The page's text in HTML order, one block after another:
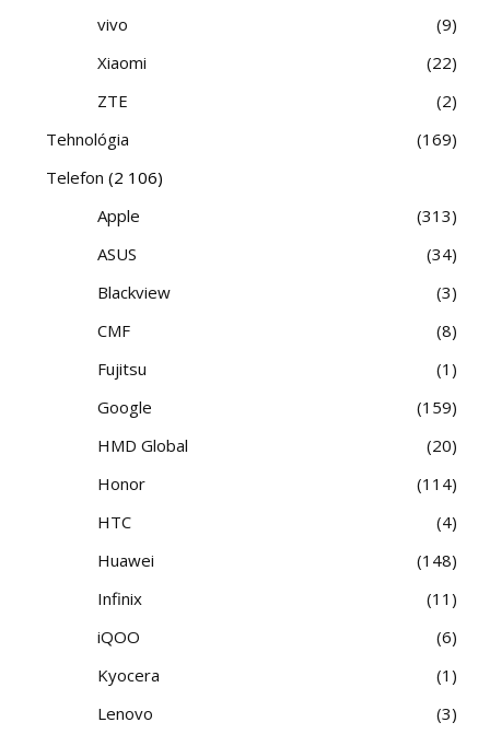
vivo
9
Xiaomi
22
ZTE
2
Tehnológia
169
Telefon (2 106)
Apple
313
ASUS
34
Blackview
3
CMF
8
Fujitsu
1
Google
159
HMD Global
20
Honor
114
HTC
4
Huawei
148
Infinix
11
iQOO
6
Kyocera
1
Lenovo
3